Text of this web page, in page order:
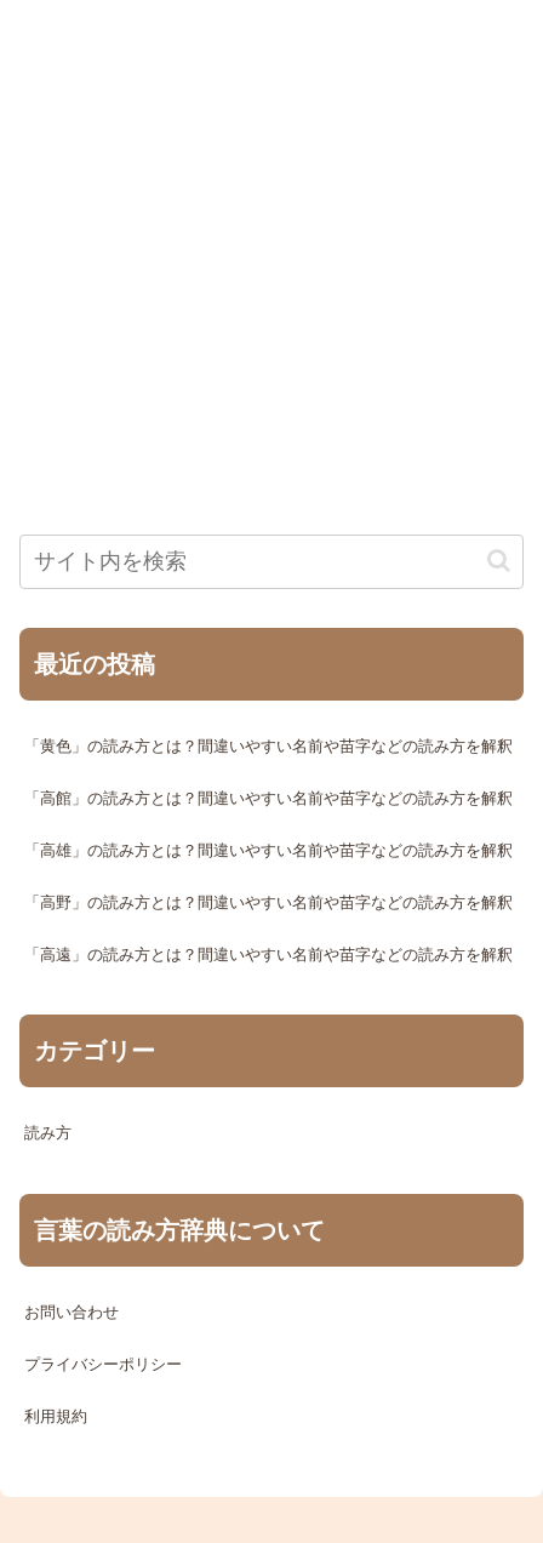
最近の投稿
「黄色」の読み方とは？間違いやすい名前や苗字などの読み方を解釈
「高館」の読み方とは？間違いやすい名前や苗字などの読み方を解釈
「高雄」の読み方とは？間違いやすい名前や苗字などの読み方を解釈
「高野」の読み方とは？間違いやすい名前や苗字などの読み方を解釈
「高遠」の読み方とは？間違いやすい名前や苗字などの読み方を解釈
カテゴリー
読み方
言葉の読み方辞典について
お問い合わせ
プライバシーポリシー
利用規約